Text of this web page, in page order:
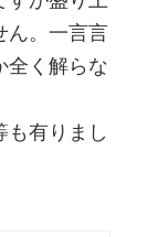
ん。一言言
全く解らな
も有りまし